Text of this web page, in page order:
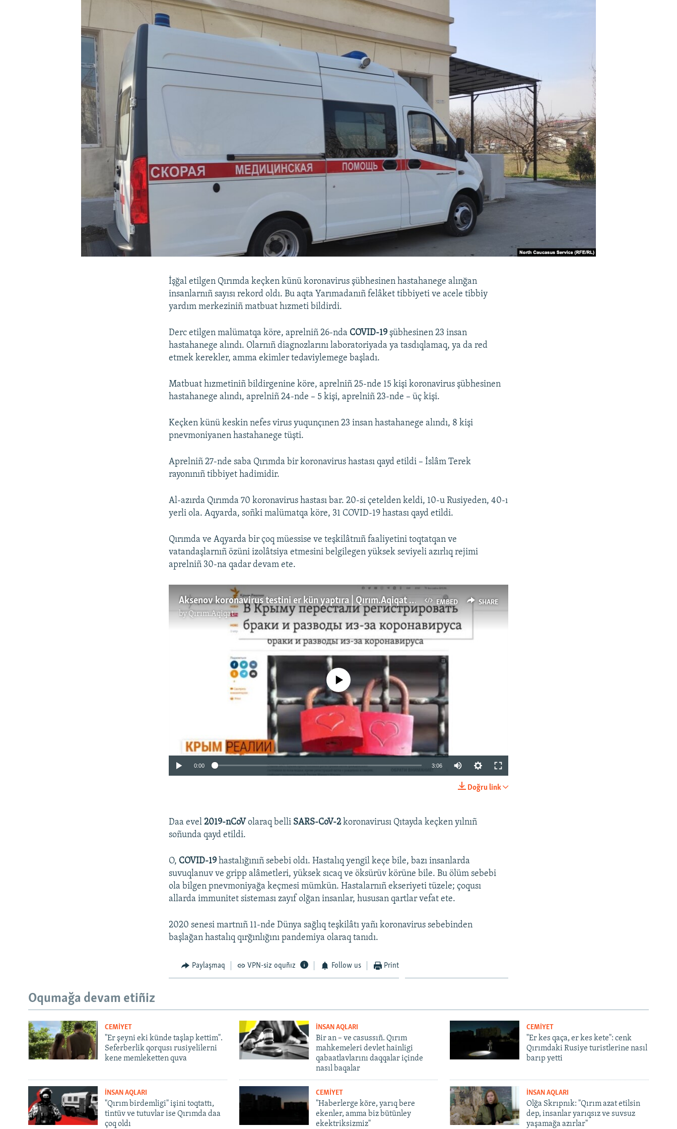
İşğal etilgen Qırımda keçken künü koronavirus şübhesinen hastahanege alınğan
insanlarnıñ sayısı rekord oldı. Bu aqta Yarımadanıñ felâket tibbiyeti ve acele tibbiy
yardım merkeziniñ matbuat hızmeti bildirdi.
Derc etilgen malümatqa köre, aprelniñ 26-nda COVID-19şübhesinen 23 insan
hastahanege alındı. Olarnıñ diagnozlarını laboratoriyada ya tasdıqlamaq, ya da red
etmek kerekler, amma ekimler tedaviylemege başladı.
Matbuat hızmetiniñ bildirgenine köre, aprelniñ 25-nde 15 kişi koronavirus şübhesinen
hastahanege alındı, aprelniñ 24-nde – 5 kişi, aprelniñ 23-nde – üç kişi.
Keçken künü keskin nefes virus yuqunçınen 23 insan hastahanege alındı, 8 kişi
pnevmoniyanen hastahanege tüşti.
Aprelniñ 27-nde saba Qırımda bir koronavirus hastası qayd etildi – İslâm Terek
rayonınıñ tibbiyet hadimidir.
Al-azırda Qırımda 70 koronavirus hastası bar. 20-si çetelden keldi, 10-u Rusiyeden, 40-ı
yerli ola. Aqyarda, soñki malümatqa köre, 31 COVID-19 hastası qayd etildi.
Qırımda ve Aqyarda bir çoq müessise ve teşkilâtnıñ faaliyetini toqtatqan ve
vatandaşlarnıñ özüni izolâtsiya etmesini belgilegen yüksek seviyeli azırlıq rejimi
aprelniñ 30-na qadar devam ete.
EMBED SHARE
Aksenov koronavirus testini er kün yaptıra | Qırım.Aqiqat TV (video)
by Qırım.Aqiqat
SHARE
1080p
No media source currently available
0:00 3:06
270p
404p
Doğru link
Daa evel2019-nCoVolaraq belli SARS-CoV-2koronavirusı Qıtayda keçken yılnıñ
soñunda qayd etildi.
O, COVID-19 hastalığınıñ sebebi oldı. Hastalıq yengil keçe bile, bazı insanlarda
suvuqlanuv ve gripp alâmetleri, yüksek sıcaq ve öksürüv körüne bile. Bu ölüm sebebi
ola bilgen pnevmoniyağa keçmesi mümkün. Hastalarnıñ ekseriyeti tüzele; çoqusı
allarda immunitet sisteması zayıf olğan insanlar, hususan qartlar vefat ete.
2020 senesi martnıñ 11-nde Dünya sağlıq teşkilâtı yañı koronavirus sebebinden
başlağan hastalıq qırğınlığını pandemiya olaraq tanıdı.
Paylaşmaq VPN-siz oquñız Follow us Print
Oqumağa devam etiñiz
CEMİYET
"Er şeyni eki künde taşlap kettim".
Seferberlik qorqusı rusiyelilerni
kene memleketten quva
İNSAN AQLARI
Bir an – ve casussıñ. Qırım
mahkemeleri devlet hainligi
qabaatlavlarını daqqalar içinde
nasıl baqalar
CEMİYET
"Er kes qaça, er kes kete": cenk
Qırımdaki Rusiye turistlerine nasıl
barıp yetti
İNSAN AQLARI
"Qırım birdemligi" işini toqtattı,
tintüv ve tutuvlar ise Qırımda daa
çoq oldı
CEMİYET
"Haberlerge köre, yarıq bere
ekenler, amma biz bütünley
ekektriksizmiz"
İNSAN AQLARI
Olğa Skrıpnık: "Qırım azat etilsin
dep, insanlar yarıqsız ve suvsuz
yaşamağa azırlar"